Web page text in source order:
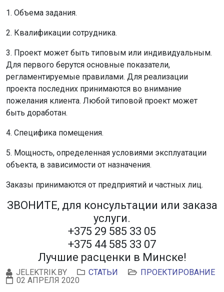
1. Объема задания.
2. Квалификации сотрудника.
3. Проект может быть типовым или индивидуальным.
Для первого берутся основные показатели,
регламентируемые правилами. Для реализации
проекта последних принимаются во внимание
пожелания клиента. Любой типовой проект может
быть доработан.
4. Специфика помещения.
5. Мощность, определенная условиями эксплуатации
объекта, в зависимости от назначения.
Заказы принимаются от предприятий и частных лиц.
ЗВОНИТЕ, для консультации или заказа
услуги.
+375 29 585 33 05
+375 44 585 33 07
Лучшие расценки в Минске!
JELEKTRIK.BY СТАТЬИ
ПРОЕКТИРОВАНИЕ
02 АПРЕЛЯ 2020